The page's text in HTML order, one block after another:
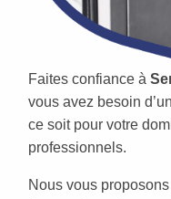
Faites confiance à
vous avez besoin
ce soit pour votre
professionnels.
Nous vous